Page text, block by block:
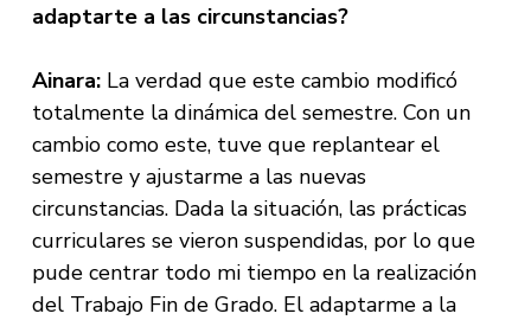
adaptarte a las circunstancias?
Ainara: La verdad que este cambio modificó
totalmente la dinámica del semestre. Con un
cambio como este, tuve que replantear el
semestre y ajustarme a las nuevas
circunstancias. Dada la situación, las prácticas
curriculares se vieron suspendidas, por lo que
pude centrar todo mi tiempo en la realización
del Trabajo Fin de Grado. El adaptarme a la